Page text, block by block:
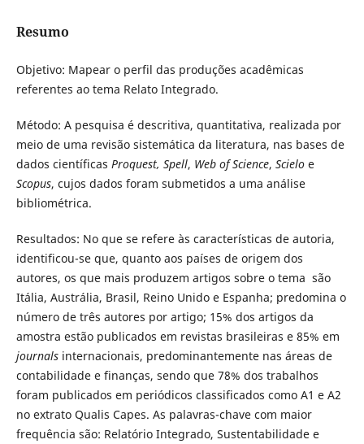
Resumo
Objetivo: Mapear o perfil das produções acadêmicas
referentes ao tema Relato Integrado.
Método: A pesquisa é descritiva, quantitativa, realizada por
meio de uma revisão sistemática da literatura, nas bases de
dados científicas Proquest, Spell, Web of Science, Scielo e
Scopus, cujos dados foram submetidos a uma análise
bibliométrica.
Resultados: No que se refere às características de autoria,
identificou-se que, quanto aos países de origem dos
autores, os que mais produzem artigos sobre o tema são
Itália, Austrália, Brasil, Reino Unido e Espanha; predomina o
número de três autores por artigo; 15% dos artigos da
amostra estão publicados em revistas brasileiras e 85% em
journalsinternacionais, predominantemente nas áreas de
contabilidade e finanças, sendo que 78% dos trabalhos
foram publicados em periódicos classificados como A1 e A2
no extrato Qualis Capes. As palavras-chave com maior
frequência são: Relatório Integrado, Sustentabilidade e